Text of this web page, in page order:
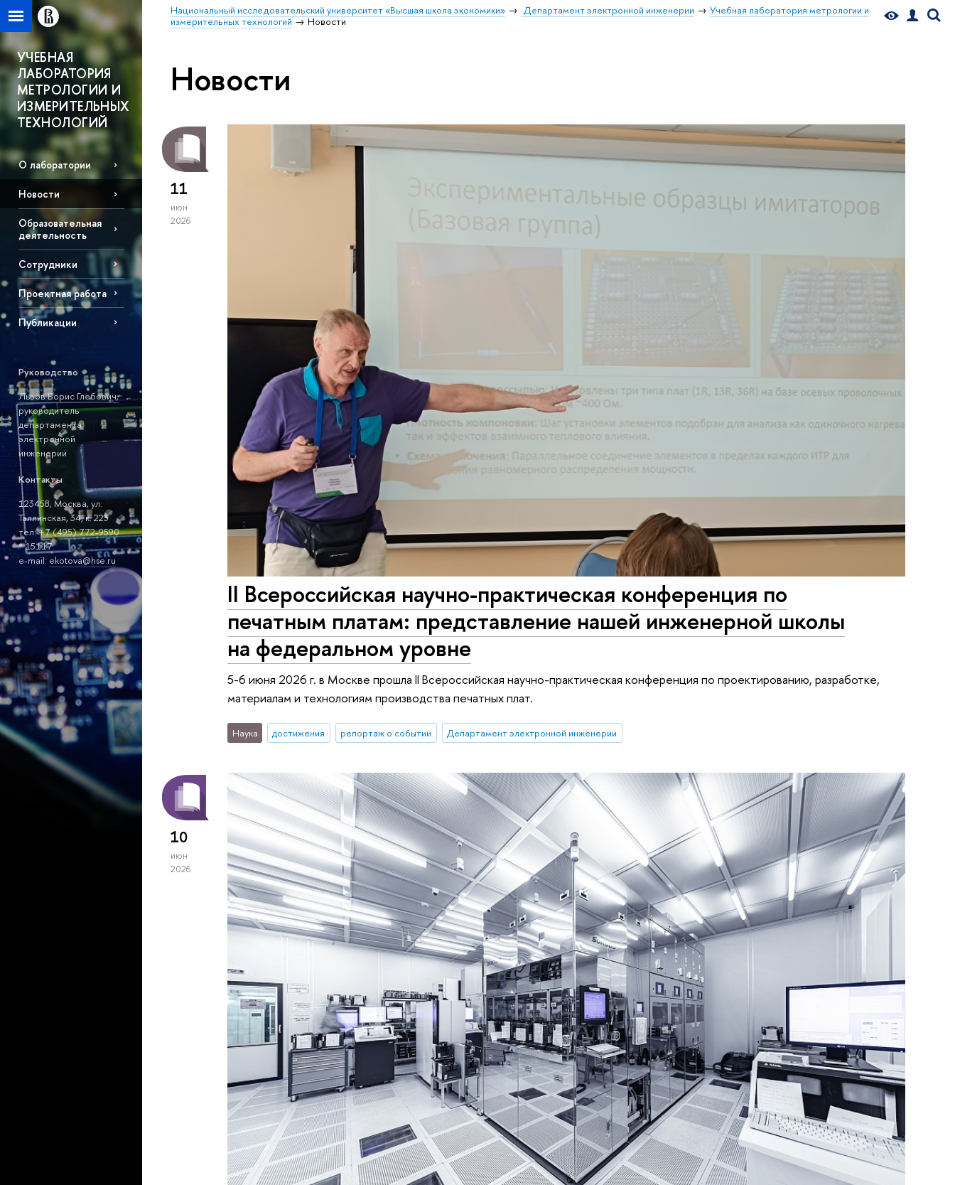
Национальный исследовательский университет «Высшая школа экономики» Департамент электронной инженерии
Учебная лаборатория метрологии и
измерительных технологий
Новости
УЧЕБНАЯ
ЛАБОРАТОРИЯ
МЕТРОЛОГИИ И
ИЗМЕРИТЕЛЬНЫХ
ТЕХНОЛОГИЙ
О лаборатории
Новости
Образовательная
деятельность
Сотрудники
Проектная работа
Публикации
Руководство
Львов Борис Глебович,
руководитель
департамента
электронной
инженерии
Контакты
123458, Москва, ул.
Таллинская, 34, к. 223
тел: +7 (495) 772-9590
* 15117
е-mail: ekotova@hse.ru
Новости
11
июн
2026
II Всероссийская научно-практическая конференция по
печатным платам: представление нашей инженерной школы
на федеральном уровне
5-6 июня 2026 г. в Москве прошла II Bсероссийская научно-практическая конференция по проектированию, разработке,
материалам и технологиям производства печатных плат.
Наука достижения репортаж о событии Департамент электронной инженерии
10
июн
2026